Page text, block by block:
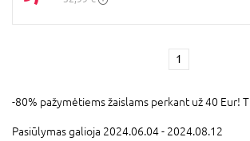
1
-80% pažymėtiems žaislams perkant už 40 Eur!
Pasiūlymas galioja 2024.06.04 - 2024.08.12